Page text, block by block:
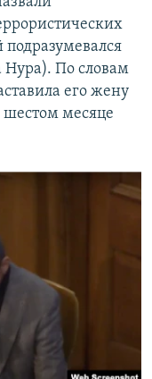
подразумевался
Нура). По словам
его жену
шестом месяце